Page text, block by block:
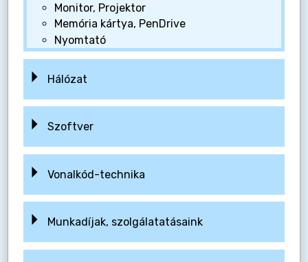
Monitor, Projektor
Memória kártya, PenDrive
Nyomtató
Hálózat
Szoftver
Vonalkód-technika
Munkadíjak, szolgálatatásaink